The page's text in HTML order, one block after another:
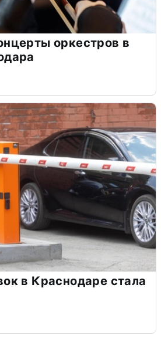
оркестров в
в Краснодаре стала